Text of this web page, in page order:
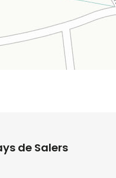
de Salers